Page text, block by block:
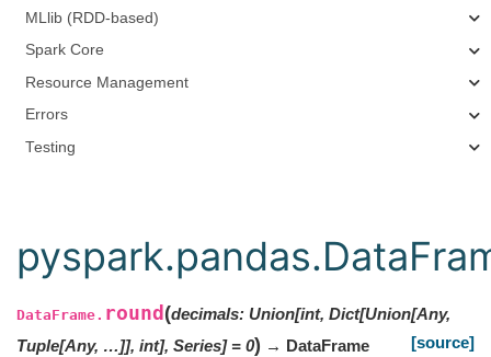
MLlib (RDD-based)
Spark Core
Resource Management
Errors
Testing
DataFrame. round (decimals: Union[int, Dict[Union[Any,
Tuple[Any, …]], int], Series] = 0) → DataFrame
[source]